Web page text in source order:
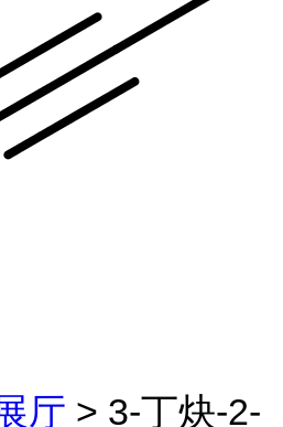
厅 > 3-丁炔-2-